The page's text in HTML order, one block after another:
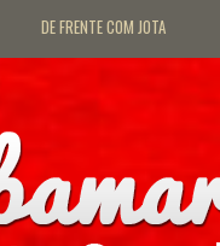
DE FRENTE COM JOTA